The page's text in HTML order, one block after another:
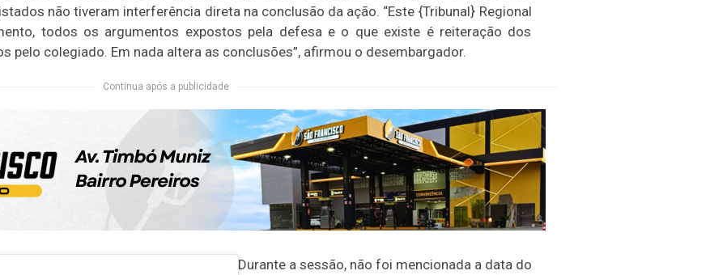
não tiveram interferência direta na conclusão da ação. “Este {Tribunal} Regional
todos os argumentos expostos pela defesa e o que existe é reiteração dos
pelo colegiado. Em nada altera as conclusões”, afirmou o desembargador.
Continua após a publicidade
Durante a sessão, não foi mencionada a data do